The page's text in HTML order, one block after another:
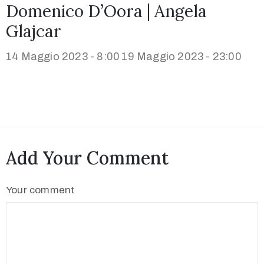
Domenico D’Oora | Angela
Glajcar
14 Maggio 2023 - 8:00 19 Maggio 2023 - 23:00
Add Your Comment
Your comment